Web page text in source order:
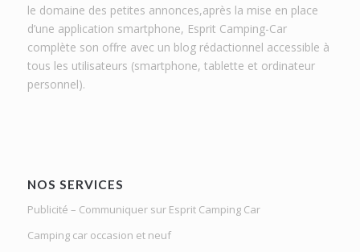
le domaine des petites annonces,après la mise en place
d’une application smartphone, Esprit Camping-Car
complète son offre avec un blog rédactionnel accessible à
tous les utilisateurs (smartphone, tablette et ordinateur
personnel).
NOS SERVICES
Publicité – Communiquer sur Esprit Camping Car
Camping car occasion et neuf